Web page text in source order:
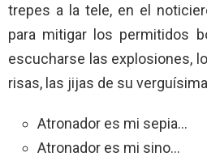
trepes a la tele, en el
para mitigar los permitidos
escucharse las explosiones,
risas, las jijas de su
Atronador es mi sepia…
Atronador es mi sino…